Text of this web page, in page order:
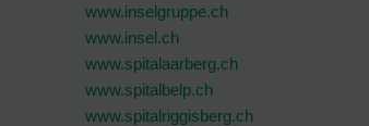
www.inselgruppe.ch
www.insel.ch
www.spitalaarberg.ch
www.spitalbelp.ch
www.spitalriggisberg.ch